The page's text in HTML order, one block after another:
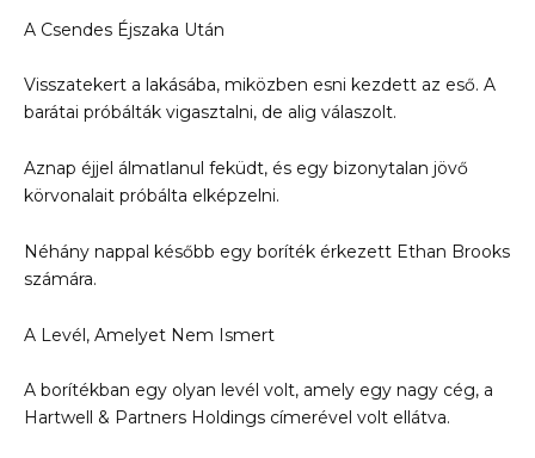
A Csendes Éjszaka Után
Visszatekert a lakásába, miközben esni kezdett az eső. A
barátai próbálták vigasztalni, de alig válaszolt.
Aznap éjjel álmatlanul feküdt, és egy bizonytalan jövő
körvonalait próbálta elképzelni.
Néhány nappal később egy boríték érkezett Ethan Brooks
számára.
A Levél, Amelyet Nem Ismert
A borítékban egy olyan levél volt, amely egy nagy cég, a
Hartwell & Partners Holdings címerével volt ellátva.